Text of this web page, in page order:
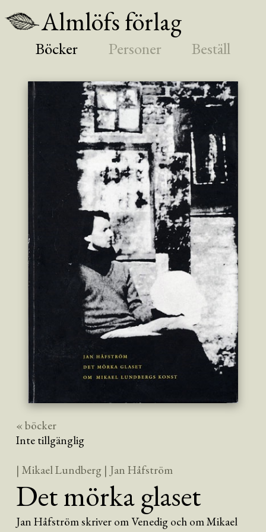
Almlöfs förlag
Böcker Personer Beställ
« böcker
Inte tillgänglig
| Mikael Lundberg | Jan Håfström
Det mörka glaset
Jan Håfström skriver om Venedig och om Mikael